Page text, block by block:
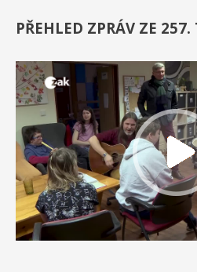
PŘEHLED ZPRÁV ZE 257.